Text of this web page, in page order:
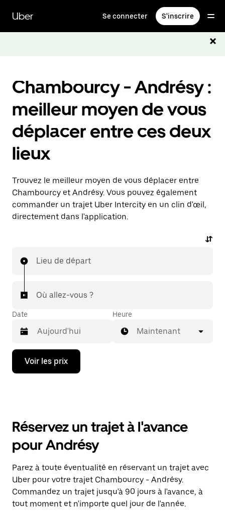
contenu
principal
Uber Se connecter S'inscrire
Chambourcy - Andrésy :
meilleur moyen de vous
déplacer entre ces deux
lieux
Trouvez le meilleur moyen de vous déplacer entre
Chambourcy et Andrésy. Vous pouvez également
commander un trajet Uber Intercity en un clin d'œil,
directement dans l'application.
Lieu de départ
Où allez-vous ?
Date
Appuyez
la
ouvrir
calendrier
et
sélectionner
une
date.
Appuyez
sur
la
Heure
Maintenant
Voir les prix
Réservez un trajet à l'avance
pour Andrésy
Parez à toute éventualité en réservant un trajet avec
Uber pour votre trajet Chambourcy - Andrésy.
Commandez un trajet jusqu'à 90 jours à l'avance, à
tout moment et n'importe quel jour de l'année.